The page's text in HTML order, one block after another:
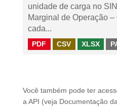
unidade de carga no
Marginal de Operação
cada...
PDF CSV XLSX
Você também pode ter
a API (veja Documentação